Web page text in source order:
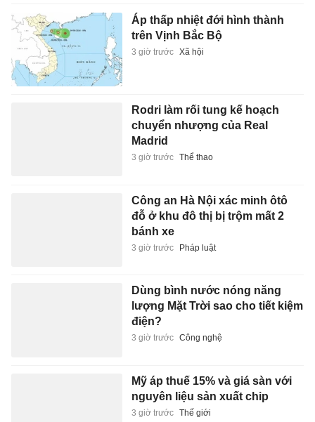
Áp thấp nhiệt đới hình thành
trên Vịnh Bắc Bộ
3 giờ trước Xã hội
Rodri làm rối tung kế hoạch
chuyển nhượng của Real
Madrid
3 giờ trước Thể thao
Công an Hà Nội xác minh ôtô
đỗ ở khu đô thị bị trộm mất 2
bánh xe
3 giờ trước Pháp luật
Dùng bình nước nóng năng
lượng Mặt Trời sao cho tiết kiệm
điện?
3 giờ trước Công nghệ
Mỹ áp thuế 15% và giá sàn với
nguyên liệu sản xuất chip
3 giờ trước Thế giới